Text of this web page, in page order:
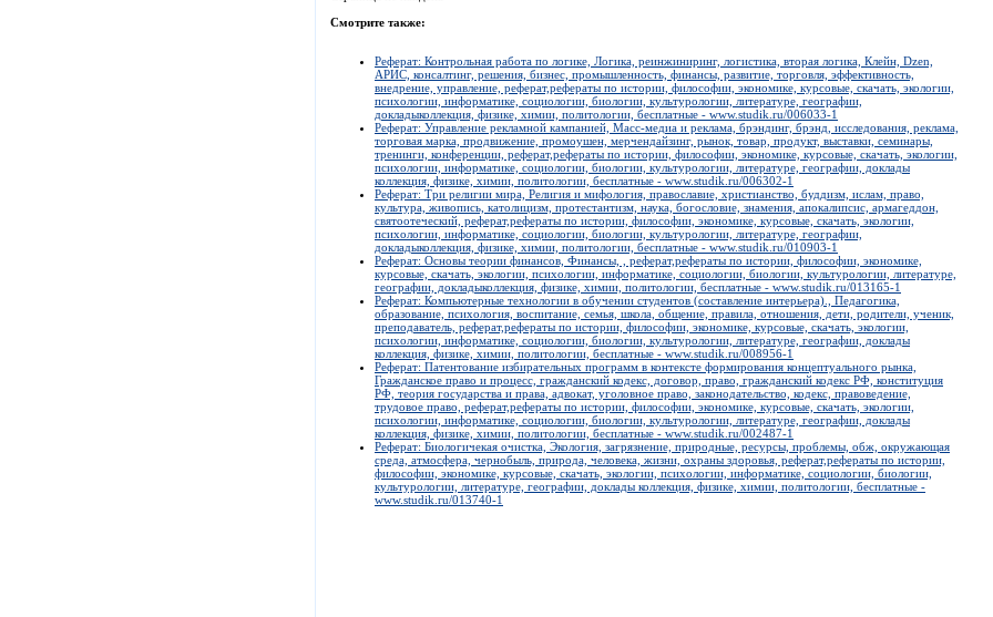
Смотрите также:
Реферат: Контрольная работа по логике, Логика, реинжиниринг, логистика, вторая логика, Клейн, Dzen,
АРИС, консалтинг, решения, бизнес, промышленность, финансы, развитие, торговля, эффективность,
внедрение, управление, реферат,рефераты по истории, философии, экономике, курсовые, скачать, экологии,
психологии, информатике, социологии, биологии, культурологии, литературе, географии,
докладыколлекция, физике, химии, политологии, бесплатные - www.studik.ru/006033-1
Реферат: Управление рекламной кампанией, Масс-медиа и реклама, брэндинг, брэнд, исследования, реклама,
торговая марка, продвижение, промоушен, мерчендайзинг, рынок, товар, продукт, выставки, семинары,
тренинги, конференции, реферат,рефераты по истории, философии, экономике, курсовые, скачать, экологии,
психологии, информатике, социологии, биологии, культурологии, литературе, географии, доклады
коллекция, физике, химии, политологии, бесплатные - www.studik.ru/006302-1
Реферат: Три религии мира, Религия и мифология, православие, христианство, буддизм, ислам, право,
культура, живопись, католицизм, протестантизм, наука, богословие, знамения, апокалипсис, армагеддон,
святоотеческий, реферат,рефераты по истории, философии, экономике, курсовые, скачать, экологии,
психологии, информатике, социологии, биологии, культурологии, литературе, географии,
докладыколлекция, физике, химии, политологии, бесплатные - www.studik.ru/010903-1
Реферат: Основы теории финансов, Финансы, , реферат,рефераты по истории, философии, экономике,
курсовые, скачать, экологии, психологии, информатике, социологии, биологии, культурологии, литературе,
географии, докладыколлекция, физике, химии, политологии, бесплатные - www.studik.ru/013165-1
Реферат: Компьютерные технологии в обучении студентов (составление интерьера)., Педагогика,
образование, психология, воспитание, семья, школа, общение, правила, отношения, дети, родители, ученик,
преподаватель, реферат,рефераты по истории, философии, экономике, курсовые, скачать, экологии,
психологии, информатике, социологии, биологии, культурологии, литературе, географии, доклады
коллекция, физике, химии, политологии, бесплатные - www.studik.ru/008956-1
Реферат: Патентование избирательных программ в контексте формирования концептуального рынка,
Гражданское право и процесс, гражданский кодекс, договор, право, гражданский кодекс РФ, конституция
РФ, теория государства и права, адвокат, уголовное право, законодательство, кодекс, правоведение,
трудовое право, реферат,рефераты по истории, философии, экономике, курсовые, скачать, экологии,
психологии, информатике, социологии, биологии, культурологии, литературе, географии, доклады
коллекция, физике, химии, политологии, бесплатные - www.studik.ru/002487-1
Реферат: Биологичекая очистка, Экология, загрязнение, природные, ресурсы, проблемы, обж, окружающая
среда, атмосфера, чернобыль, природа, человека, жизни, охраны здоровья, реферат,рефераты по истории,
философии, экономике, курсовые, скачать, экологии, психологии, информатике, социологии, биологии,
культурологии, литературе, географии, доклады коллекция, физике, химии, политологии, бесплатные -
www.studik.ru/013740-1